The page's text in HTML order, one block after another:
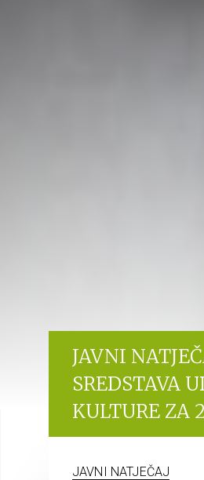
JAVNI
SREDSTAVA
KULTURE ZA
JAVNI NATJEČAJ